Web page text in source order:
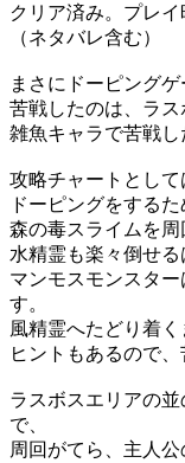
クリア済み。プレイ
（ネタバレ含む）
まさにドーピングゲ
苦戦したのは、ラス
雑魚キャラで苦戦し
攻略チャートとして
ドーピングをする
森の毒スライムを
水精霊も楽々倒せ
マンモスモンスタ
す。
風精霊へたどり着く
ヒントもあるので、
ラスボスエリアの
で、
周回がてら、主人